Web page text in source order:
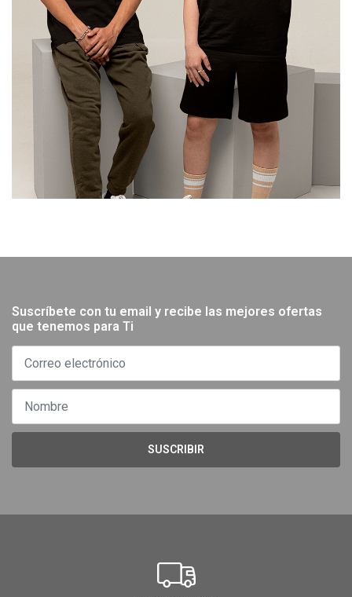
Suscríbete con tu email y recibe las mejores ofertas
que tenemos para Ti
SUSCRIBIR